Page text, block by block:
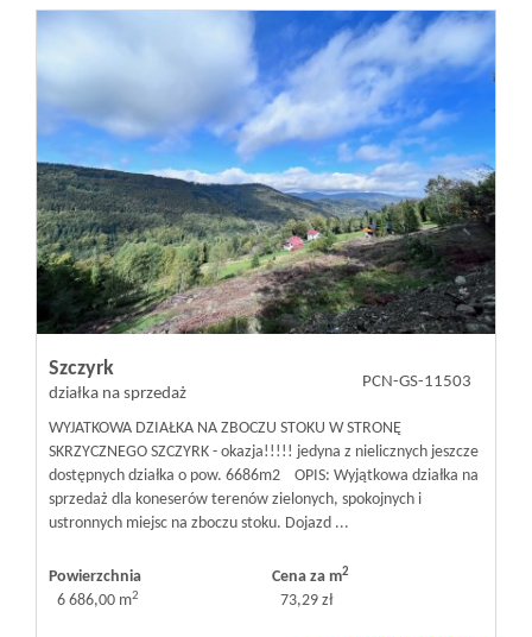
Szczyrk
działka na sprzedaż
PCN-GS-11503
WYJATKOWA DZIAŁKA NA ZBOCZU STOKU W STRONĘ
SKRZYCZNEGO SZCZYRK - okazja!!!!! jedyna z nielicznych jeszcze
dostępnych działka o pow. 6686m2 OPIS: Wyjątkowa działka na
sprzedaż dla koneserów terenów zielonych, spokojnych i
ustronnych miejsc na zboczu stoku. Dojazd ...
Powierzchnia
6 686,00 m2
Cena za m2
73,29 zł